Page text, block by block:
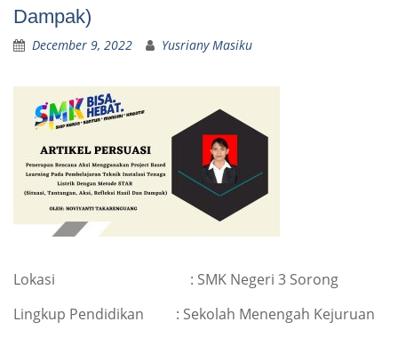
Dampak)
December 9, 2022 Yusriany Masiku
Lokasi : SMK Negeri 3 Sorong
Lingkup Pendidikan : Sekolah Menengah Kejuruan